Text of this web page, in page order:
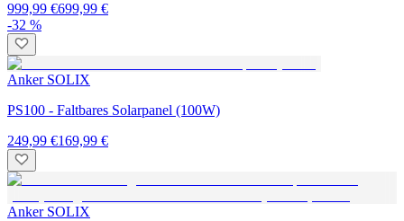
999,99 €699,99 €
-32 %
Anker SOLIX
PS100 - Faltbares Solarpanel (100W)
249,99 €169,99 €
Anker SOLIX